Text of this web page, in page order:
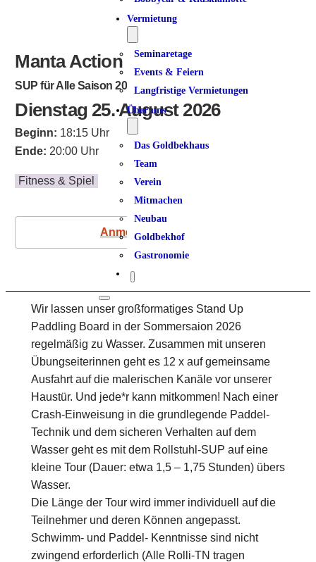
Vermietung
Seminaretage
Events & Feiern
Langfristige Vermietungen
Über uns
Das Goldbekhaus
Team
Verein
Mitmachen
Neubau
Goldbekhof
Gastronomie
Manta Action
SUP für Alle Saison 2026
Dienstag 25. August 2026
Beginn: 18:15 Uhr
Ende: 20:00 Uhr
Fitness & Spiel
Anmeldung
Wir lassen unser großformatiges Stand Up
Paddling Board in der Sommersaion 2026
regelmäßig zu Wasser. Zusammen mit unseren
Übungseiterinnen geht es 12 x auf gemeinsame
Ausfahrt auf die malerischen Kanäle vor unserer
Haustür. Und jede*r kann mitkommen! Nach einer
Crash-Einweisung in die grundlegende Paddel-
Technik und dem sicheren Verhalten auf dem
Wasser geht es mit dem Rollstuhl-SUP auf eine
kleine Tour (Dauer: etwa 1,5 – 1,75 Stunden) übers
Wasser.
Die Länge der Tour wird immer individuell auf die
Teilnehmer und deren Können angepasst.
Schwimm- und Paddel- Kenntnisse sind nicht
zwingend erforderlich (Alle Rolli-TN tragen